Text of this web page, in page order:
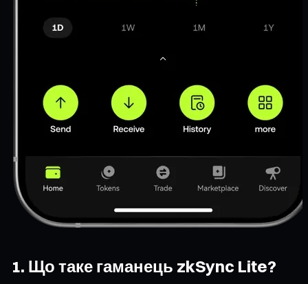
1. Що таке гаманець zkSync Lite?